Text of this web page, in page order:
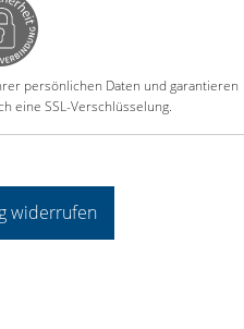
persönlichen Daten und garantieren
eine SSL-Verschlüsselung.
widerrufen